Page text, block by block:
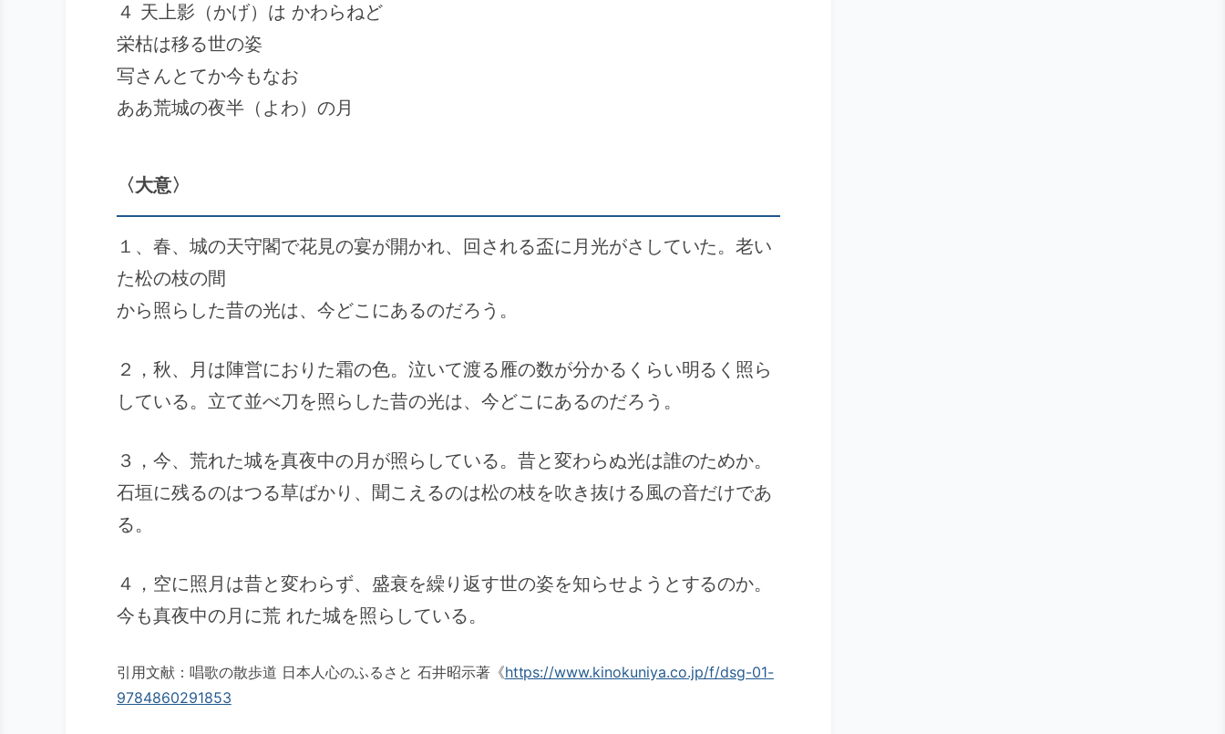
４ 天上影（かげ）は かわらねど
栄枯は移る世の姿
写さんとてか今もなお
ああ荒城の夜半（よわ）の月
〈大意〉
１、春、城の天守閣で花見の宴が開かれ、回される盃に月光がさしていた。老い
た松の枝の間
から照らした昔の光は、今どこにあるのだろう。
２，秋、月は陣営におりた霜の色。泣いて渡る雁の数が分かるくらい明るく照ら
している。立て並べ刀を照らした昔の光は、今どこにあるのだろう。
３，今、荒れた城を真夜中の月が照らしている。昔と変わらぬ光は誰のためか。
石垣に残るのはつる草ばかり、聞こえるのは松の枝を吹き抜ける風の音だけであ
る。
４，空に照月は昔と変わらず、盛衰を繰り返す世の姿を知らせようとするのか。
今も真夜中の月に荒 れた城を照らしている。
引用文献：唱歌の散歩道 日本人心のふるさと 石井昭示著《https://www.kinokuniya.co.jp/f/dsg-01-
9784860291853